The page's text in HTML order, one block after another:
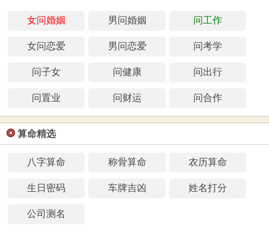
女问婚姻 男问婚姻 问工作
女问恋爱 男问恋爱 问考学
问子女 问健康 问出行
问置业 问财运 问合作
❂ 算命精选
八字算命 称骨算命 农历算命
生日密码 车牌吉凶 姓名打分
公司测名